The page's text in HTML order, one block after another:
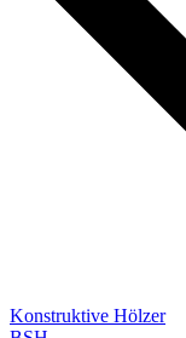
Konstruktive Hölzer